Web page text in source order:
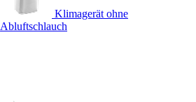
Klimagerät ohne
Abluftschlauch